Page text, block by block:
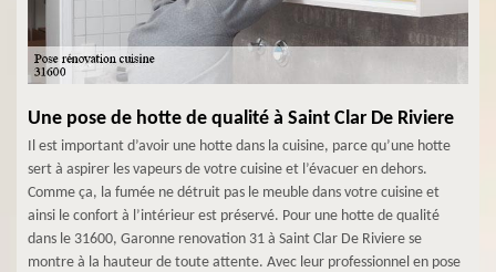
Une pose de hotte de qualité à Saint Clar De Riviere
Il est important d’avoir une hotte dans la cuisine, parce qu’une hotte
sert à aspirer les vapeurs de votre cuisine et l’évacuer en dehors.
Comme ça, la fumée ne détruit pas le meuble dans votre cuisine et
ainsi le confort à l’intérieur est préservé. Pour une hotte de qualité
dans le 31600, Garonne renovation 31 à Saint Clar De Riviere se
montre à la hauteur de toute attente. Avec leur professionnel en pose